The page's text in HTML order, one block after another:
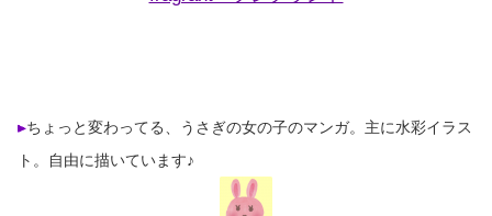
ちょっと変わってる、うさぎの女の子のマンガ。主に水彩イラス
ト。自由に描いています♪